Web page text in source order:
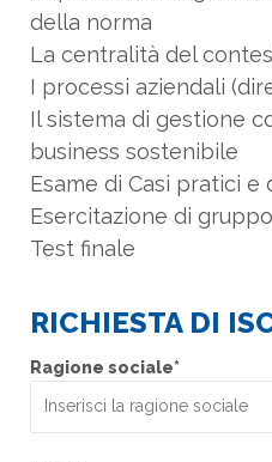
Esercitazione di gruppo
Test finale
RICHIESTA DI
Telefono